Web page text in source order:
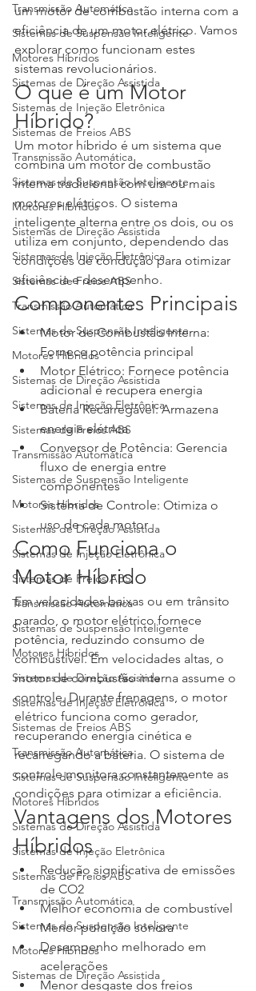
Transmissão Automática
Sistemas de Suspensão Inteligente
Motores Híbridos
Sistemas de Direção Assistida
Sistemas de Injeção Eletrônica
Sistemas de Freios ABS
Transmissão Automática
Sistemas de Suspensão Inteligente
Motores Híbridos
Sistemas de Direção Assistida
Sistemas de Injeção Eletrônica
Sistemas de Freios ABS
Transmissão Automática
Sistemas de Suspensão Inteligente
Motores Híbridos
Sistemas de Direção Assistida
Sistemas de Injeção Eletrônica
Sistemas de Freios ABS
Transmissão Automática
Sistemas de Suspensão Inteligente
Motores Híbridos
Sistemas de Direção Assistida
Sistemas de Injeção Eletrônica
Sistemas de Freios ABS
Transmissão Automática
Sistemas de Suspensão Inteligente
Motores Híbridos
Sistemas de Direção Assistida
Sistemas de Injeção Eletrônica
Sistemas de Freios ABS
Transmissão Automática
Sistemas de Suspensão Inteligente
Motores Híbridos
Sistemas de Direção Assistida
Sistemas de Injeção Eletrônica
Sistemas de Freios ABS
Transmissão Automática
Sistemas de Suspensão Inteligente
Motores Híbridos
Sistemas de Direção Assistida
um motor de combustão interna com a
eficiência de um motor elétrico. Vamos
explorar como funcionam estes
sistemas revolucionários.
O que é um Motor
Híbrido?
Um motor híbrido é um sistema que
combina um motor de combustão
interna tradicional com um ou mais
motores elétricos. O sistema
inteligente alterna entre os dois, ou os
utiliza em conjunto, dependendo das
condições de condução para otimizar
eficiência e desempenho.
Componentes Principais
Motor de Combustão Interna:
Fornece potência principal
Motor Elétrico: Fornece potência
adicional e recupera energia
Bateria Recarregável: Armazena
energia elétrica
Conversor de Potência: Gerencia
fluxo de energia entre
componentes
Sistema de Controle: Otimiza o
uso de cada motor
Como Funciona o
Motor Híbrido
Em velocidades baixas ou em trânsito
parado, o motor elétrico fornece
potência, reduzindo consumo de
combustível. Em velocidades altas, o
motor de combustão interna assume o
controle. Durante frenagens, o motor
elétrico funciona como gerador,
recuperando energia cinética e
recarregando a bateria. O sistema de
controle monitora constantemente as
condições para otimizar a eficiência.
Vantagens dos Motores
Híbridos
Redução significativa de emissões
de CO2
Melhor economia de combustível
Menor poluição sonora
Desempenho melhorado em
acelerações
Menor desgaste dos freios